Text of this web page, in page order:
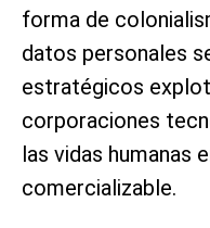
forma de
datos personales
estratégicos
corporaciones
las vidas humanas
comercializable.